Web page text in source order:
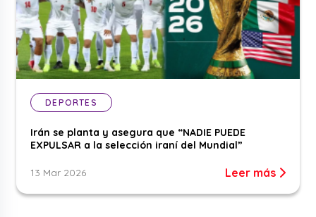
DEPORTES
Irán se planta y asegura que “NADIE PUEDE
EXPULSAR a la selección iraní del Mundial”
13 Mar 2026 Leer más